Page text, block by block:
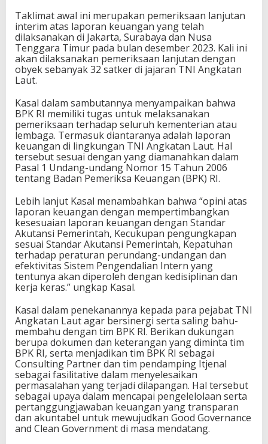
Taklimat awal ini merupakan pemeriksaan lanjutan
interim atas laporan keuangan yang telah
dilaksanakan di Jakarta, Surabaya dan Nusa
Tenggara Timur pada bulan desember 2023. Kali ini
akan dilaksanakan pemeriksaan lanjutan dengan
obyek sebanyak 32 satker di jajaran TNI Angkatan
Laut.
Kasal dalam sambutannya menyampaikan bahwa
BPK RI memiliki tugas untuk melaksanakan
pemeriksaan terhadap seluruh kementerian atau
lembaga. Termasuk diantaranya adalah laporan
keuangan di lingkungan TNI Angkatan Laut. Hal
tersebut sesuai dengan yang diamanahkan dalam
Pasal 1 Undang-undang Nomor 15 Tahun 2006
tentang Badan Pemeriksa Keuangan (BPK) RI.
Lebih lanjut Kasal menambahkan bahwa “opini atas
laporan keuangan dengan mempertimbangkan
kesesuaian laporan keuangan dengan Standar
Akutansi Pemerintah, Kecukupan pengungkapan
sesuai Standar Akutansi Pemerintah, Kepatuhan
terhadap peraturan perundang-undangan dan
efektivitas Sistem Pengendalian Intern yang
tentunya akan diperoleh dengan kedisiplinan dan
kerja keras.” ungkap Kasal.
Kasal dalam penekanannya kepada para pejabat TNI
Angkatan Laut agar bersinergi serta saling bahu-
membahu dengan tim BPK RI. Berikan dukungan
berupa dokumen dan keterangan yang diminta tim
BPK RI, serta menjadikan tim BPK RI sebagai
Consulting Partner dan tim pendamping Itjenal
sebagai fasilitative dalam menyelesaikan
permasalahan yang terjadi dilapangan. Hal tersebut
sebagai upaya dalam mencapai pengelelolaan serta
pertanggungjawaban keuangan yang transparan
dan akuntabel untuk mewujudkan Good Governance
and Clean Government di masa mendatang.